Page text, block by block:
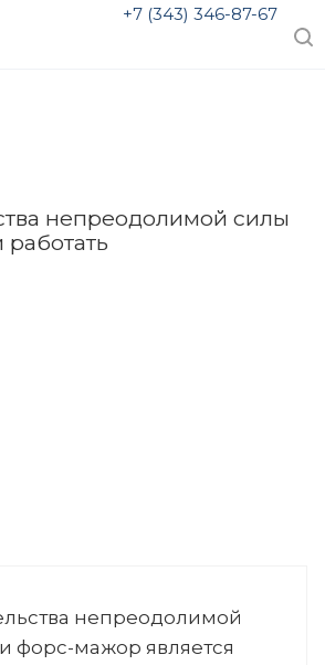
+7 (343) 346-87-67
непреодолимой силы
непреодолимой
форс-мажор является